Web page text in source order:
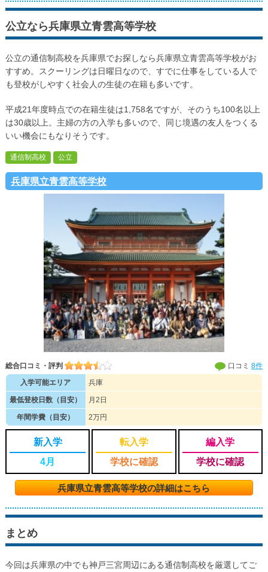
公立なら兵庫県立青雲高等学校
公立の通信制高校を兵庫県でお探しなら兵庫県立青雲高等学校がお
すすめ。スクーリングは日曜日なので、すでに仕事をしている人で
も登校がしやすく社会人の生徒の在籍も多いです。
平成21年度時点での在籍生徒は1,758名ですが、そのうち100名以上
は30歳以上。主婦の方の入学も多いので、同じ境遇の友人をつくる
いい機会にもなりそうです。
兵庫県立青雲高等学校
通信制高校 公立
総合口コミ・評判 口コミ8件
入学可能エリア
兵庫
最低登校日数（目安） 月2日
年間学費（目安） 2万円
新入学
4月
転入学
学校に確認
編入学
学校に確認
兵庫県立青雲高等学校の詳細はこちら
まとめ
今回は兵庫県の中でも神戸三宮周辺にある通信制高校を厳選してご